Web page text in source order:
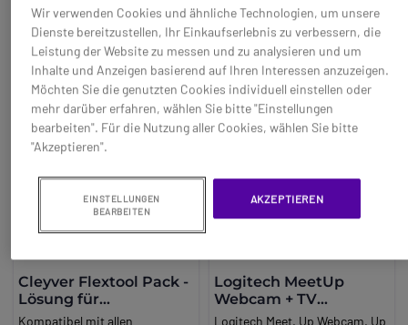
Stereomikrofone
Automatische
Belichtungsanpassung Hi
Speed USB 2.0 zertifiziert
(bereit für USB 3.0)
Universalhalterung mit
Stativgewinde für Notebooks,
LCD und CRT Monitore
Cleyver Flextool Pack -
Lösung für
drahtgebundene
Kompatibel mit allen
Logitech MeetUp
Webcam + TV
Halterung
Logitech Meet. Up Webcam. Up
Wir verwenden Cookies und ähnliche Technologien, um unsere
Dienste bereitzustellen, Ihr Einkaufserlebnis zu verbessern, die
Leistung der Website zu messen und zu analysieren und um
Inhalte und Anzeigen basierend auf Ihren Interessen anzuzeigen.
Möchten Sie die genutzten Cookies individuell einstellen oder
mehr darüber erfahren, wählen Sie bitte "Einstellungen
bearbeiten". Für die Nutzung aller Cookies, wählen Sie bitte
"Akzeptieren".
EINSTELLUNGEN
BEARBEITEN
AKZEPTIEREN